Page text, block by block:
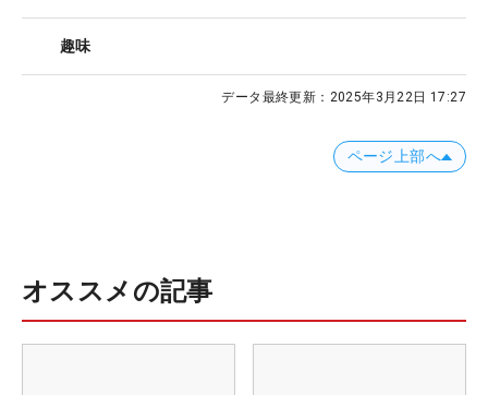
趣味
データ最終更新： 2025年3月22日 17:27
ページ上部へ
オススメの記事